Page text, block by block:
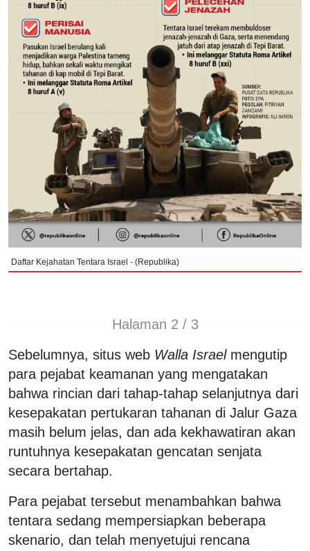
Daftar Kejahatan Tentara Israel - (Republika)
Halaman 2 / 3
Sebelumnya, situs web Walla Israelmengutip
para pejabat keamanan yang mengatakan
bahwa rincian dari tahap-tahap selanjutnya dari
kesepakatan pertukaran tahanan di Jalur Gaza
masih belum jelas, dan ada kekhawatiran akan
runtuhnya kesepakatan gencatan senjata
secara bertahap.
Para pejabat tersebut menambahkan bahwa
tentara sedang mempersiapkan beberapa
skenario, dan telah menyetujui rencana